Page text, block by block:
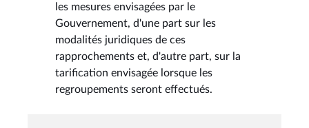
les mesures envisagées par le
Gouvernement, d'une part sur les
modalités juridiques de ces
rapprochements et, d'autre part, sur la
tarification envisagée lorsque les
regroupements seront effectués.